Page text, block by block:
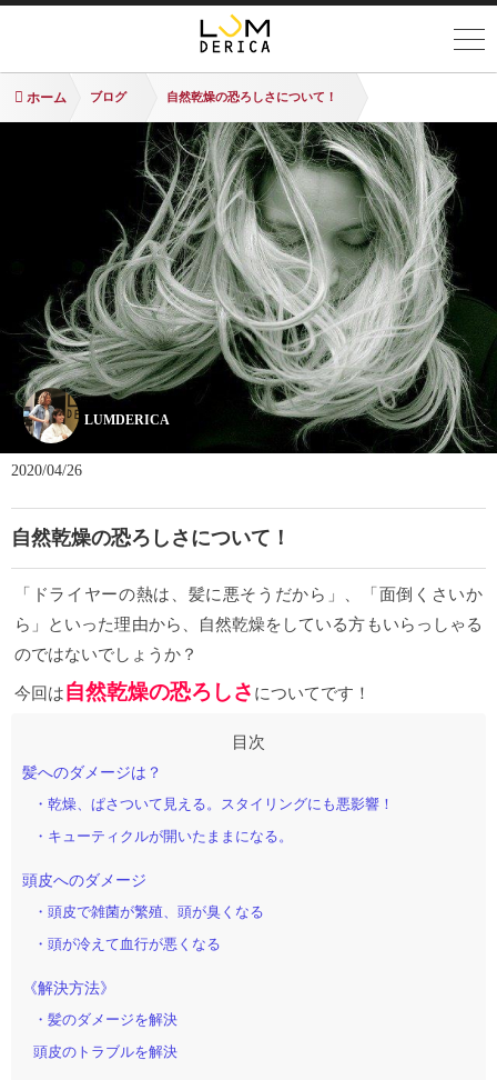
ホーム ブログ 自然乾燥の恐ろしさについて！
LUMDERICA
2020/04/26
自然乾燥の恐ろしさについて！
「ドライヤーの熱は、髪に悪そうだから」、「面倒くさいか
ら」といった理由から、自然乾燥をしている方もいらっしゃる
のではないでしょうか？
今回は自然乾燥の恐ろしさ についてです！
髪へのダメージは？
・乾燥、ぱさついて見える。スタイリングにも悪影響！
・キューティクルが開いたままになる。
頭皮へのダメージ
・頭皮で雑菌が繁殖、頭が臭くなる
・頭が冷えて血行が悪くなる
《解決方法》
・髪のダメージを解決
頭皮のトラブルを解決